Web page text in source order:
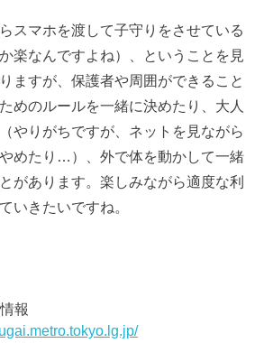
スマホを渡して子守りをさせている
楽なんですよね）、ということを見
ますが、保護者や周囲ができること
めのルールを一緒に決めたり、大人
やりがちですが、ネットを見ながら
めたり…）、外で体を動かして一緒
があります。楽しみながら適度な利
いきたいですね。
報